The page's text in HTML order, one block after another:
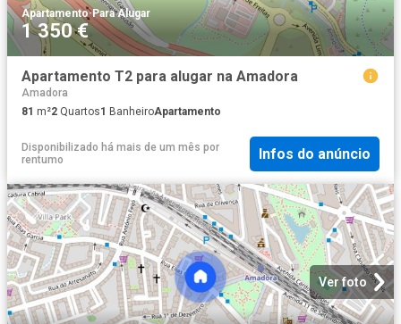
Apartamento·Para Alugar
1 350 €
Apartamento T2 para alugar na Amadora
Amadora
81 m²2 Quartos1 BanheiroApartamento
Disponibilizado há mais de um mês por
rentumo
Infos do anúncio
Ver foto